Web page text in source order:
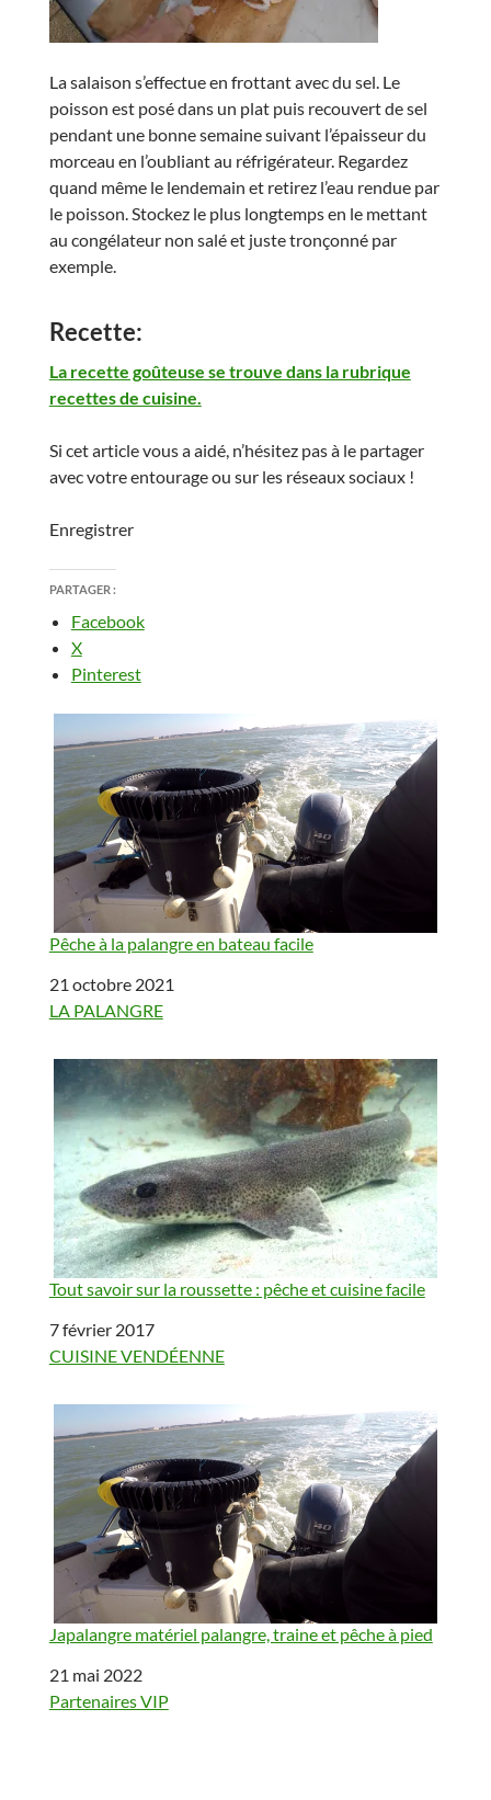
La salaison s’effectue en frottant avec du sel. Le
poisson est posé dans un plat puis recouvert de sel
pendant une bonne semaine suivant l’épaisseur du
morceau en l’oubliant au réfrigérateur. Regardez
quand même le lendemain et retirez l’eau rendue par
le poisson. Stockez le plus longtemps en le mettant
au congélateur non salé et juste tronçonné par
exemple.
Recette:
La recette goûteuse se trouve dans la rubrique
recettes de cuisine.
Si cet article vous a aidé, n’hésitez pas à le partager
avec votre entourage ou sur les réseaux sociaux !
Enregistrer
PARTAGER :
Facebook
X
Pinterest
Pêche à la palangre en bateau facile
Date
21 octobre 2021
Par rapport à
LA PALANGRE
Tout savoir sur la roussette : pêche et cuisine facile
Date
7 février 2017
Par rapport à
CUISINE VENDÉENNE
Japalangre matériel palangre, traine et pêche à pied
Date
21 mai 2022
Par rapport à
Partenaires VIP